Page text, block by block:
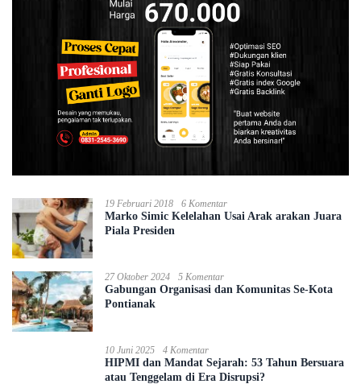
19 Februari 2018 6 Komentar
Marko Simic Kelelahan Usai Arak arakan Juara
Piala Presiden
27 Oktober 2024 5 Komentar
Gabungan Organisasi dan Komunitas Se-Kota
Pontianak
10 Juni 2025 4 Komentar
HIPMI dan Mandat Sejarah: 53 Tahun Bersuara
atau Tenggelam di Era Disrupsi?